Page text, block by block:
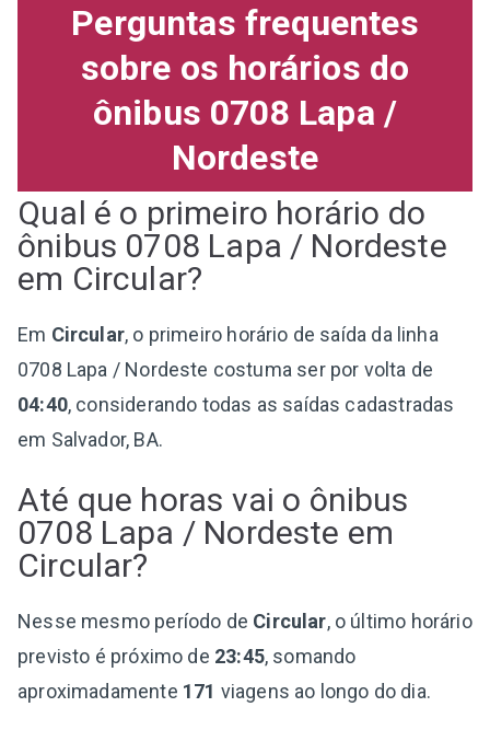
Perguntas frequentes
sobre os horários do
ônibus 0708 Lapa /
Nordeste
Qual é o primeiro horário do
ônibus 0708 Lapa / Nordeste
em Circular?
Em Circular, o primeiro horário de saída da linha
0708 Lapa / Nordeste costuma ser por volta de
04:40, considerando todas as saídas cadastradas
em Salvador, BA.
Até que horas vai o ônibus
0708 Lapa / Nordeste em
Circular?
Nesse mesmo período de Circular, o último horário
previsto é próximo de 23:45, somando
aproximadamente 171 viagens ao longo do dia.